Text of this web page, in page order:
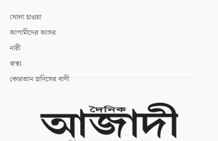
খোলা হাওয়া
আগামীদের আসর
নারী
স্বাস্থ্য
কোরআন হাদিসের বাণী